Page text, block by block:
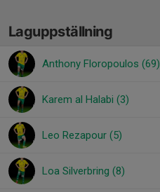
Laguppställning
Anthony Floropoulos (69)
Karem al Halabi (3)
Leo Rezapour (5)
Loa Silverbring (8)